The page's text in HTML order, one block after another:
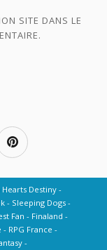
SITE DANS LE
Destiny
Sleeping Dogs
Fan
Finaland
RPG France